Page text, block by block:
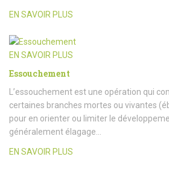
EN SAVOIR PLUS
EN SAVOIR PLUS
Essouchement
L’essouchement est une opération qui
certaines branches mortes ou vivantes
pour en orienter ou limiter le
généralement élagage…
EN SAVOIR PLUS